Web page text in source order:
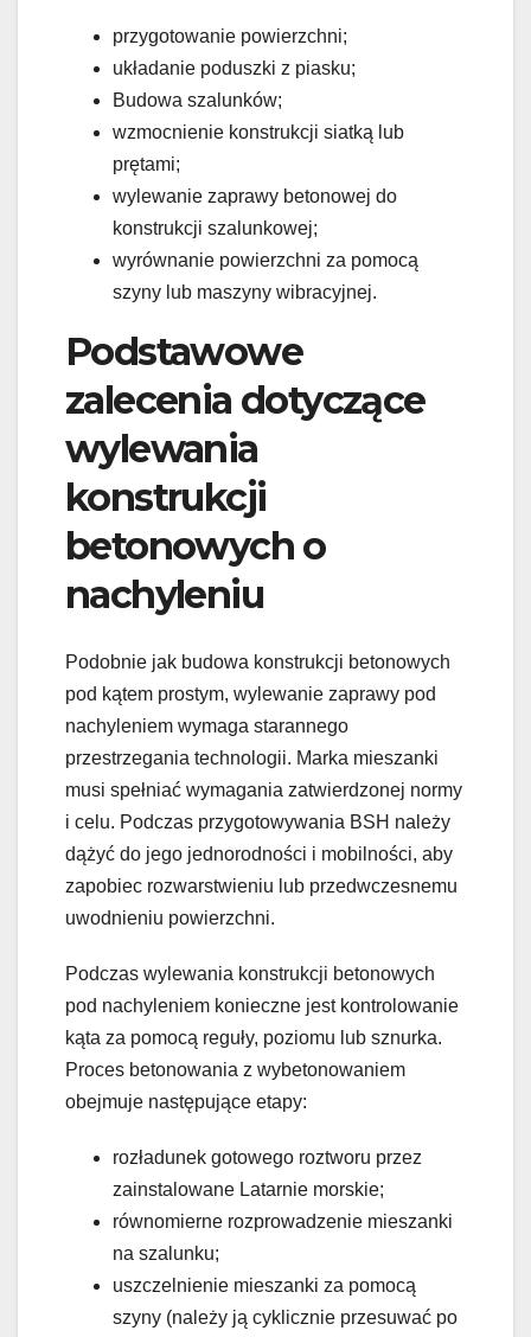
przygotowanie powierzchni;
układanie poduszki z piasku;
Budowa szalunków;
wzmocnienie konstrukcji siatką lub
prętami;
wylewanie zaprawy betonowej do
konstrukcji szalunkowej;
wyrównanie powierzchni za pomocą
szyny lub maszyny wibracyjnej.
Podstawowe
zalecenia dotyczące
wylewania
konstrukcji
betonowych o
nachyleniu
Podobnie jak budowa konstrukcji betonowych
pod kątem prostym, wylewanie zaprawy pod
nachyleniem wymaga starannego
przestrzegania technologii. Marka mieszanki
musi spełniać wymagania zatwierdzonej normy
i celu. Podczas przygotowywania BSH należy
dążyć do jego jednorodności i mobilności, aby
zapobiec rozwarstwieniu lub przedwczesnemu
uwodnieniu powierzchni.
Podczas wylewania konstrukcji betonowych
pod nachyleniem konieczne jest kontrolowanie
kąta za pomocą reguły, poziomu lub sznurka.
Proces betonowania z wybetonowaniem
obejmuje następujące etapy:
rozładunek gotowego roztworu przez
zainstalowane Latarnie morskie;
równomierne rozprowadzenie mieszanki
na szalunku;
uszczelnienie mieszanki za pomocą
szyny (należy ją cyklicznie przesuwać po